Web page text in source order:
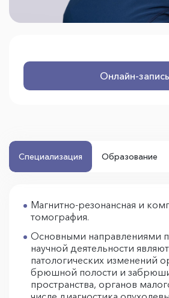
Онлайн-запись
Специализация Образование
Магнитно-резонансная и
томография.
Основными направлениями
научной деятельности
патологических изменений
брюшной полости и
пространства, органов